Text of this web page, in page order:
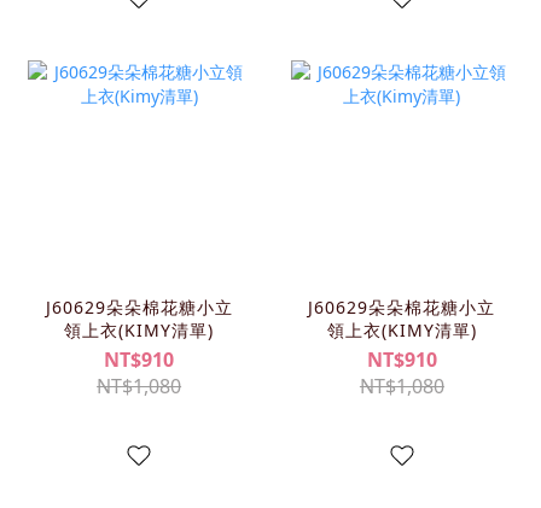
J60629朵朵棉花糖小立
領上衣(KIMY清單)
NT$910
NT$1,080
J60629朵朵棉花糖小立
領上衣(KIMY清單)
NT$910
NT$1,080